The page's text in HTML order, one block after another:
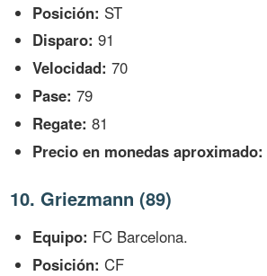
Posición: ST
Disparo: 91
Velocidad: 70
Pase: 79
Regate: 81
Precio en monedas aproximado:
10. Griezmann (89)
Equipo: FC Barcelona.
Posición: CF